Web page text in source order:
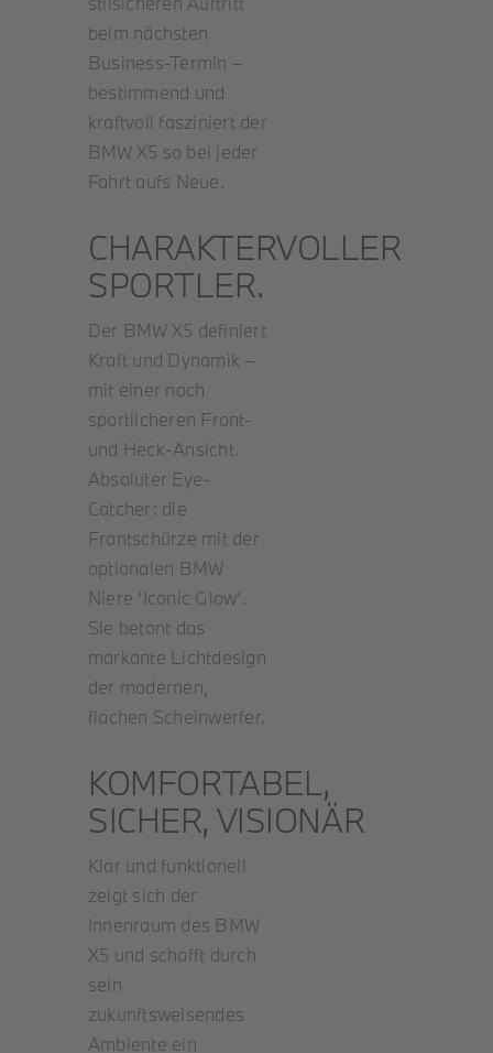
beim nächsten
Business-Termin –
bestimmend und
kraftvoll fasziniert der
BMW X5 so bei jeder
Fahrt aufs Neue.
CHARAKTERVOLLER
SPORTLER.
Der BMW X5 definiert
Kraft und Dynamik –
mit einer noch
sportlicheren Front-
und Heck-Ansicht.
Absoluter Eye-
Catcher: die
Frontschürze mit der
optionalen BMW
Niere ‘Iconic Glow‘.
Sie betont das
markante Lichtdesign
der modernen,
flachen Scheinwerfer.
KOMFORTABEL,
SICHER, VISIONÄR
Klar und funktionell
zeigt sich der
Innenraum des BMW
X5 und schafft durch
sein
zukunftsweisendes
Ambiente ein